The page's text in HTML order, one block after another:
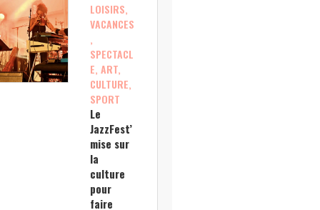
LOISIRS,
VACANCES
,
SPECTACL
E, ART,
CULTURE,
SPORT
Le
JazzFest’
mise sur
la
culture
pour
faire